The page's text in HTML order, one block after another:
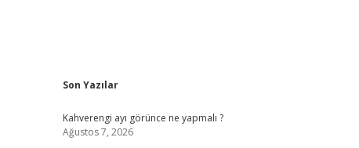
Sidebar
Son Yazılar
Kahverengi ayı görünce ne yapmalı ?
Ağustos 7, 2026